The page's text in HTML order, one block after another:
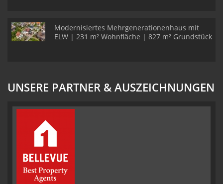
Modernisiertes Mehrgenerationenhaus mit
ELW | 231 m² Wohnfläche | 827 m² Grundstück
UNSERE PARTNER & AUSZEICHNUNGEN